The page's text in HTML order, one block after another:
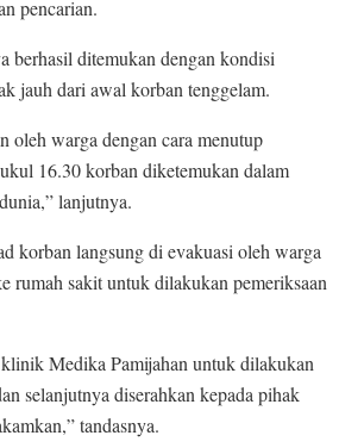
pencarian.
berhasil ditemukan dengan kondisi
jauh dari awal korban tenggelam.
oleh warga dengan cara menutup
16.30 korban diketemukan dalam
lanjutnya.
korban langsung di evakuasi oleh warga
rumah sakit untuk dilakukan pemeriksaan
Medika Pamijahan untuk dilakukan
selanjutnya diserahkan kepada pihak
tandasnya.